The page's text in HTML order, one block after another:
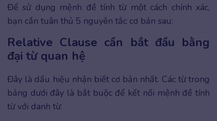
Để sử dụng mệnh đề tính từ một cách chính xác,
bạn cần tuân thủ 5 nguyên tắc cơ bản sau:
Relative Clause cần bắt đầu bằng
đại từ quan hệ
Đây là dấu hiệu nhận biết cơ bản nhất. Các từ trong
bảng dưới đây là bắt buộc để kết nối mệnh đề tính
từ với danh từ: